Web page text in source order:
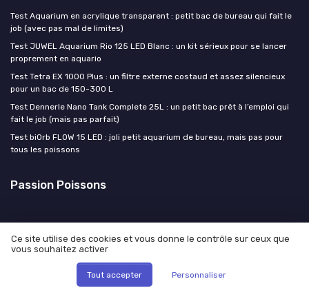
Test Aquarium en acrylique transparent : petit bac de bureau qui fait le
job (avec pas mal de limites)
Test JUWEL Aquarium Rio 125 LED Blanc : un kit sérieux pour se lancer
proprement en aquario
Test Tetra EX 1000 Plus : un filtre externe costaud et assez silencieux
pour un bac de 150-300 L
Test Dennerle Nano Tank Complete 25L : un petit bac prêt à l’emploi qui
fait le job (mais pas parfait)
Test biOrb FLOW 15 LED : joli petit aquarium de bureau, mais pas pour
tous les poissons
Passion Poissons
Mentions légales
© Passion Poissons 2026
Ce site utilise des cookies et vous donne le contrôle sur ceux que
vous souhaitez activer
Tout accepter Personnaliser